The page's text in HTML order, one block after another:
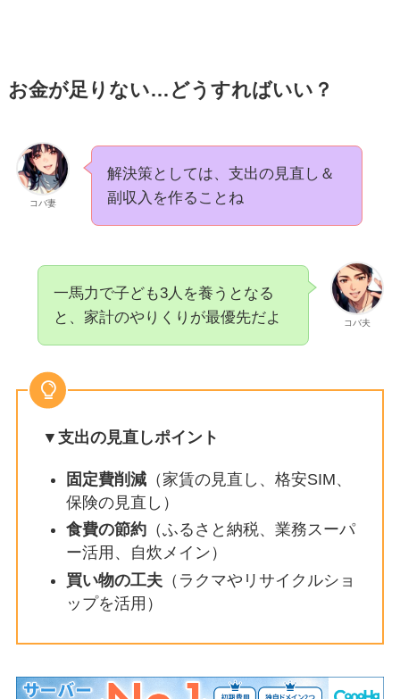
お金が足りない…どうすればいい？
コバ妻
解決策としては、支出の見直し＆
副収入を作ることね
コバ夫
一馬力で子ども3人を養うとなる
と、家計のやりくりが最優先だよ
▼支出の見直しポイント
固定費削減（家賃の見直し、格安SIM、
保険の見直し）
食費の節約（ふるさと納税、業務スーパ
ー活用、自炊メイン）
買い物の工夫（ラクマやリサイクルショ
ップを活用）